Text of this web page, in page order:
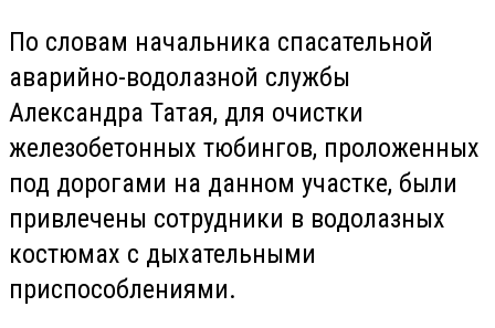
По словам начальника спасательной
аварийно-водолазной службы
Александра Татая, для очистки
железобетонных тюбингов, проложенных
под дорогами на данном участке, были
привлечены сотрудники в водолазных
костюмах с дыхательными
приспособлениями.